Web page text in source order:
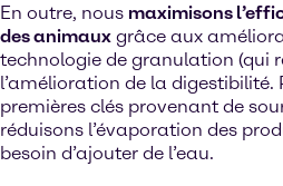
En outre, nous maximisons
des animaux grâce aux
technologie de granulation (qui
l’amélioration de la digestibilité.
premières clés provenant de
réduisons l’évaporation des
besoin d’ajouter de l’eau.